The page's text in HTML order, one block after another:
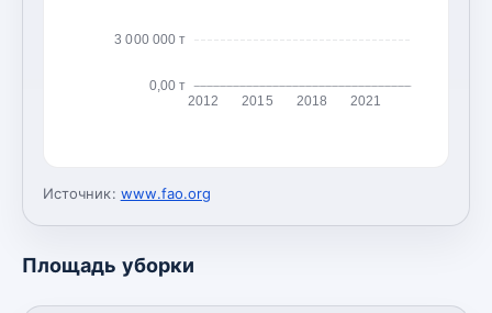
0,00 т
3 000 000 т
2012 2015 2018 2021
Источник: www.fao.org
Площадь уборки